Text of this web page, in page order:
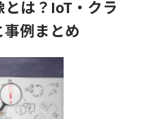
は？IoT・クラ
例まとめ